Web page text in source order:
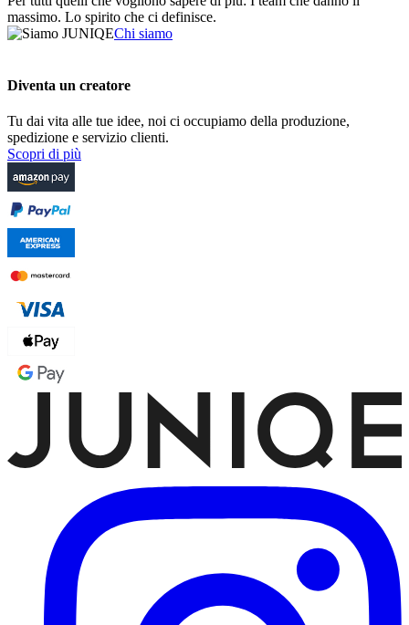
massimo. Lo spirito che ci definisce.
Chi siamo
Diventa un creatore
Tu dai vita alle tue idee, noi ci occupiamo della produzione,
spedizione e servizio clienti.
Scopri di più